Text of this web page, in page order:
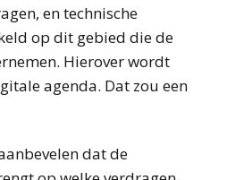
en technische
op dit gebied die de
Hierover wordt
agenda. Dat zou een
dat de